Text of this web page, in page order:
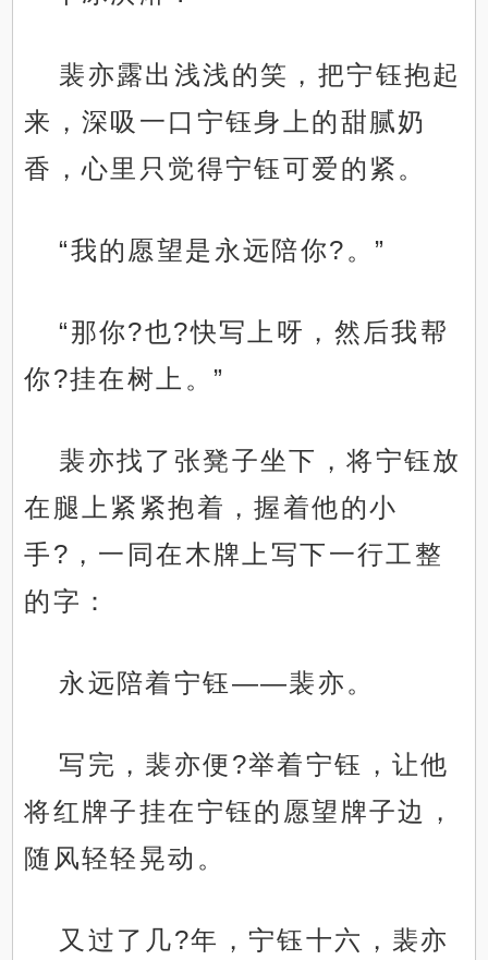
裴亦露出浅浅的笑，把宁钰抱起
来，深吸一口宁钰身上的甜腻奶
香，心里只觉得宁钰可爱的紧。
“我的愿望是永远陪你?。”
“那你?也?快写上呀，然后我帮
你?挂在树上。”
裴亦找了张凳子坐下，将宁钰放
在腿上紧紧抱着，握着他的小
手?，一同在木牌上写下一行工整
的字：
永远陪着宁钰——裴亦。
写完，裴亦便?举着宁钰，让他
将红牌子挂在宁钰的愿望牌子边，
随风轻轻晃动。
又过了几?年，宁钰十六，裴亦